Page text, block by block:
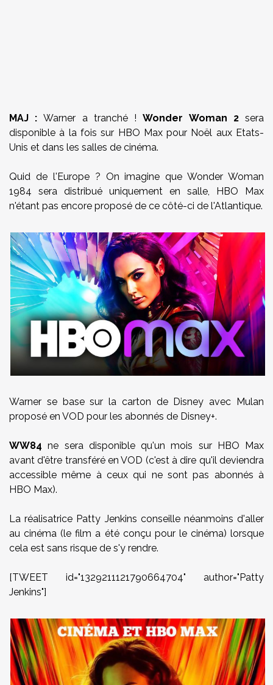
MAJ :Warner a tranché !Wonder Woman 2sera
disponible à la fois sur HBO Max pour Noël aux Etats-
Unis et dans les salles de cinéma.
Quid de l'Europe ? On imagine que Wonder Woman
1984 sera distribué uniquement en salle, HBO Max
n'étant pas encore proposé de ce côté-ci de l'Atlantique.
Warner se base sur la carton de Disney avec Mulan
proposé en VOD pour les abonnés de Disney+.
WW84ne sera disponible qu'un mois sur HBO Max
avant d'être transféré en VOD (c'est à dire qu'il deviendra
accessible même à ceux qui ne sont pas abonnés à
HBO Max).
La réalisatrice Patty Jenkins conseille néanmoins d'aller
au cinéma (le film a été conçu pour le cinéma) lorsque
cela est sans risque de s'y rendre.
[TWEET id="1329211121790664704" author="Patty
Jenkins"]